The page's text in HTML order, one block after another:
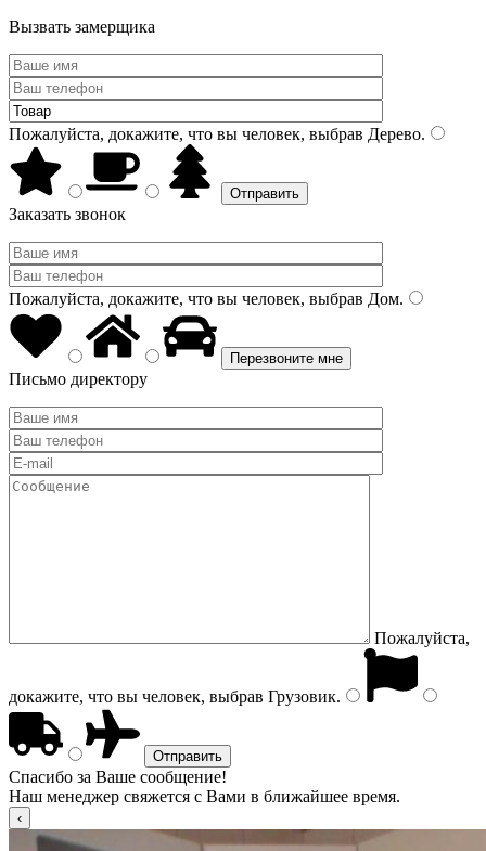
Вызвать замерщика
Пожалуйста, докажите, что вы человек, выбрав Дерево.
Заказать звонок
Пожалуйста, докажите, что вы человек, выбрав Дом.
Письмо директору
Пожалуйста,
докажите, что вы человек, выбрав Грузовик.
Спасибо за Ваше сообщение!
Наш менеджер свяжется с Вами в ближайшее время.